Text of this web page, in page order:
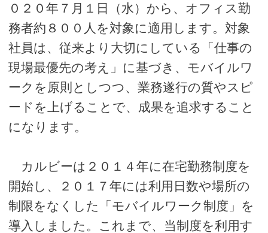
０２０年７月１日（水）から、オフィス勤
務者約８００人を対象に適用します。対象
社員は、従来より大切にしている「仕事の
現場最優先の考え」に基づき、モバイルワ
ークを原則としつつ、業務遂行の質やスピ
ードを上げることで、成果を追求すること
になります。
カルビーは２０１４年に在宅勤務制度を
開始し、２０１７年には利用日数や場所の
制限をなくした「モバイルワーク制度」を
導入しました。これまで、当制度を利用す